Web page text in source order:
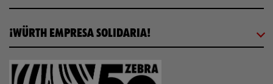
¡WÜRTH EMPRESA SOLIDARIA!